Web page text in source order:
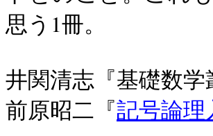
思う 1冊。
井関清志『基礎数学
前原昭二『記号論理